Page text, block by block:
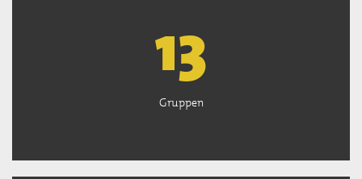
13
Gruppen